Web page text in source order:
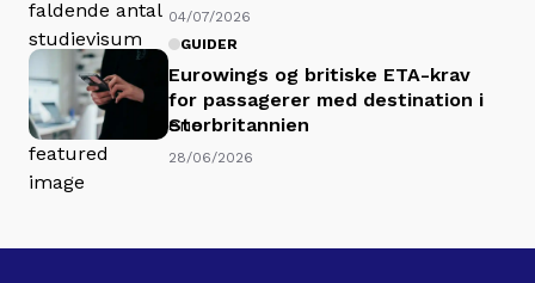
04/07/2026
GUIDER
Eurowings og britiske ETA-krav
for passagerer med destination i
Storbritannien
28/06/2026